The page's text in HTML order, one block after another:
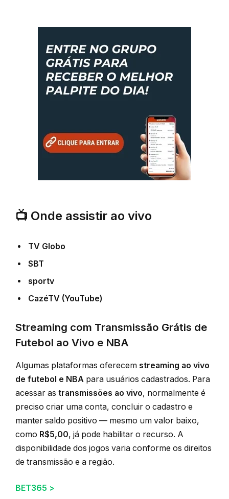
📺 Onde assistir ao vivo
TV Globo
SBT
sportv
CazéTV (YouTube)
Streaming com Transmissão Grátis de
Futebol ao Vivo e NBA
Algumas plataformas oferecem streaming ao vivo
de futebol e NBA para usuários cadastrados. Para
acessar as transmissões ao vivo, normalmente é
preciso criar uma conta, concluir o cadastro e
manter saldo positivo — mesmo um valor baixo,
como R$5,00, já pode habilitar o recurso. A
disponibilidade dos jogos varia conforme os direitos
de transmissão e a região.
BET365 >